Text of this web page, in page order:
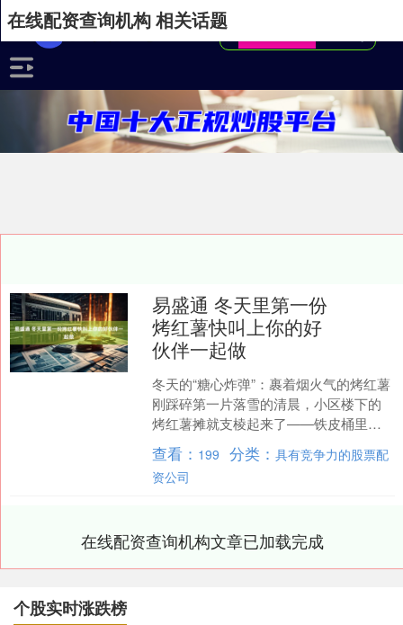
在线配资查询机构 相关话题
易盛通 冬天里第一份
烤红薯快叫上你的好
伙伴一起做
冬天的“糖心炸弹”：裹着烟火气的烤红薯
刚踩碎第一片落雪的清晨，小区楼下的
烤红薯摊就支棱起来了——铁皮桶里窜
着火星，甜香裹着白气往衣领里钻，没
走两步就被勾得挪不....
查看： 199 分类：具有竞争力的股票配
资公司
在线配资查询机构文章已加载完成
个股实时涨跌榜